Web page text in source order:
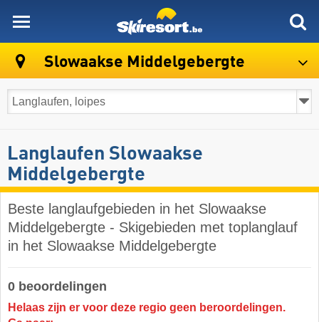
Slowaakse Middelgebergte
Langlaufen Slowaakse
Middelgebergte
Beste langlaufgebieden in het Slowaakse
Middelgebergte - Skigebieden met toplanglauf
in het Slowaakse Middelgebergte
0 beoordelingen
Helaas zijn er voor deze regio geen beroordelingen.